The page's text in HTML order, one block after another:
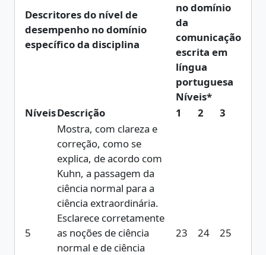
Descritores do nível de
desempenho no domínio
específico da disciplina
no domínio
da
comunicação
escrita em
língua
portuguesa
Níveis*
NíveisDescrição 1 2 3
5
Mostra, com clareza e
correção, como se
explica, de acordo com
Kuhn, a passagem da
ciência normal para a
ciência extraordinária.
Esclarece corretamente
as noções de ciência
normal e de ciência
23 24 25